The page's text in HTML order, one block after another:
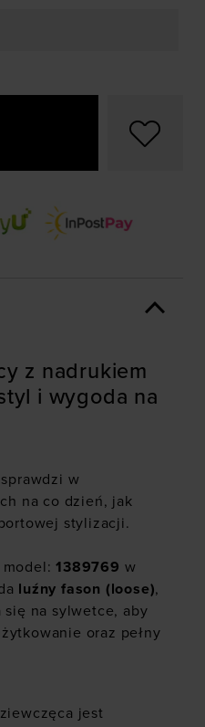
z nadrukiem
i wygoda na
w
na co dzień, jak
stylizacji.
model:1389769 w
luźny fason (loose),
się na sylwetce, aby
oraz pełny
jest